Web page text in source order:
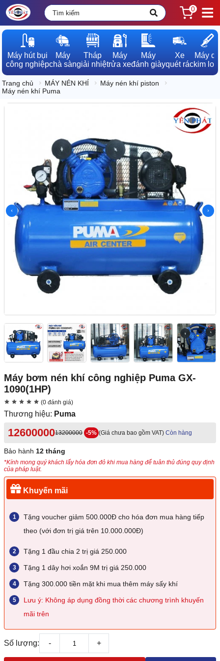
0
Máy hút bụi
công nghiệp
Máy
chà sàn
Tháp
giải nhiệt
Máy
rửa xe
Máy
đánh giày
Xe
quét rác
Máy dò
kim loại
Trang chủ MÁY NÉN KHÍ
Máy nén khí piston
Máy nén khí Puma
Máy bơm nén khí công nghiệp Puma GX-
1090(1HP)
(0 đánh giá)
Thương hiệu: Puma
1260000013200000 -5% (Giá chưa bao gồm VAT) Còn hàng
Bảo hành 12 tháng
*Kính mong quý khách lấy hóa đơn đỏ khi mua hàng để tuân thủ đúng quy định
của pháp luật.
Khuyến mãi
Tặng voucher giảm 500.000Đ cho hóa đơn mua hàng tiếp
theo (với đơn trị giá trên 10.000.000Đ)
Tặng 1 đầu chia 2 trị giá 250.000
Tặng 1 dây hơi xoắn 9M trị giá 250.000
Tặng 300.000 tiền mặt khi mua thêm máy sấy khí
Lưu ý: Không áp dụng đồng thời các chương trình khuyến
mãi trên
Số lượng: - +